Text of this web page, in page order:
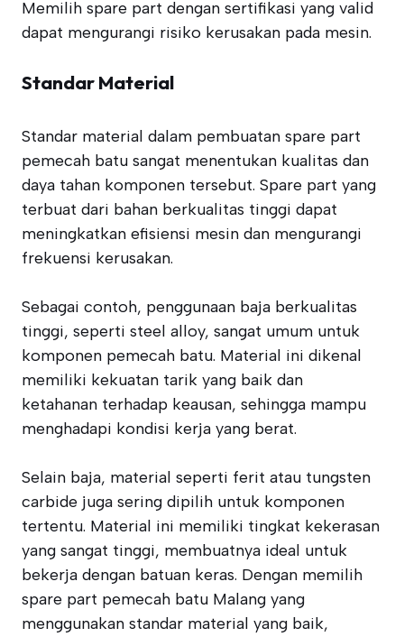
Memilih spare part dengan sertifikasi yang valid
dapat mengurangi risiko kerusakan pada mesin.
Standar Material
Standar material dalam pembuatan spare part
pemecah batu sangat menentukan kualitas dan
daya tahan komponen tersebut. Spare part yang
terbuat dari bahan berkualitas tinggi dapat
meningkatkan efisiensi mesin dan mengurangi
frekuensi kerusakan.
Sebagai contoh, penggunaan baja berkualitas
tinggi, seperti steel alloy, sangat umum untuk
komponen pemecah batu. Material ini dikenal
memiliki kekuatan tarik yang baik dan
ketahanan terhadap keausan, sehingga mampu
menghadapi kondisi kerja yang berat.
Selain baja, material seperti ferit atau tungsten
carbide juga sering dipilih untuk komponen
tertentu. Material ini memiliki tingkat kekerasan
yang sangat tinggi, membuatnya ideal untuk
bekerja dengan batuan keras. Dengan memilih
spare part pemecah batu Malang yang
menggunakan standar material yang baik,